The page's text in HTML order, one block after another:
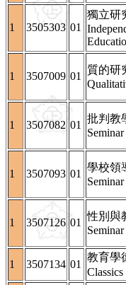
1 3505303 01
獨立研
1 3507009 01
質的研
1 3507082 01
批判教
1 3507093 01
學校領
1 3507126 01
性別與
1 3507134 01
教育學